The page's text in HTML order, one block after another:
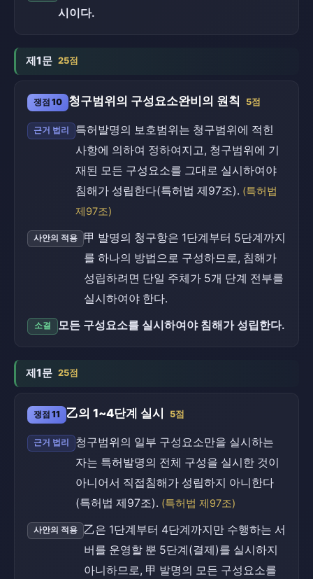
시이다.
제1문 25점
쟁점 10 청구범위의 구성요소완비의 원칙 5점
근거 법리
특허발명의 보호범위는 청구범위에 적힌
사항에 의하여 정하여지고, 청구범위에 기
재된 모든 구성요소를 그대로 실시하여야
침해가 성립한다(특허법 제97조). (특허법
제97조)
사안의 적용
甲 발명의 청구항은 1단계부터 5단계까지
를 하나의 방법으로 구성하므로, 침해가
성립하려면 단일 주체가 5개 단계 전부를
실시하여야 한다.
소결 모든 구성요소를 실시하여야 침해가 성립한다.
제1문 25점
쟁점 11 乙의 1~4단계 실시 5점
근거 법리
청구범위의 일부 구성요소만을 실시하는
자는 특허발명의 전체 구성을 실시한 것이
아니어서 직접침해가 성립하지 아니한다
(특허법 제97조). (특허법 제97조)
사안의 적용
乙은 1단계부터 4단계까지만 수행하는 서
버를 운영할 뿐 5단계(결제)를 실시하지
아니하므로, 甲 발명의 모든 구성요소를